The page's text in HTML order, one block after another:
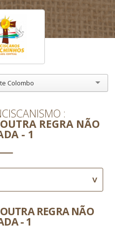
Colombo
REGRA NÃO
- 1
REGRA NÃO
- 1